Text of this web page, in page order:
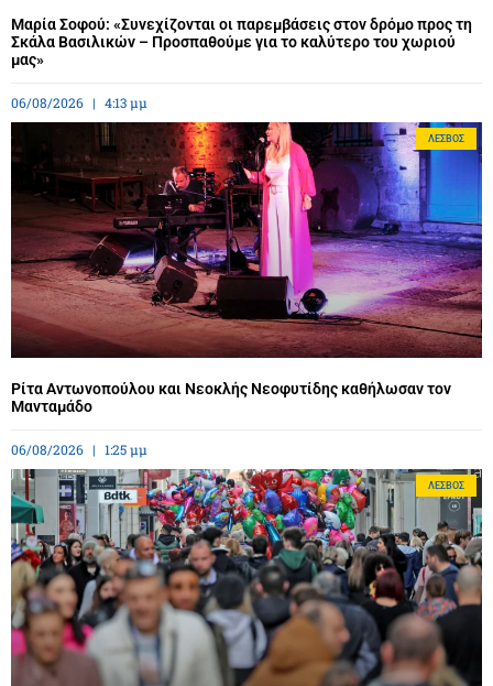
Μαρία Σοφού: «Συνεχίζονται οι παρεμβάσεις στον δρόμο προς τη
Σκάλα Βασιλικών – Προσπαθούμε για το καλύτερο του χωριού
μας»
06/08/2026 4:13 μμ
ΛΈΣΒΟΣ
Ρίτα Αντωνοπούλου και Νεοκλής Νεοφυτίδης καθήλωσαν τον
Μανταμάδο
06/08/2026 1:25 μμ
ΛΈΣΒΟΣ